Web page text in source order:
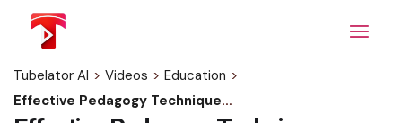
content
Tubelator AI > Videos > Education >
Effective Pedagogy Techniques Explained for FPSC Lecturer & SST Exam Prep